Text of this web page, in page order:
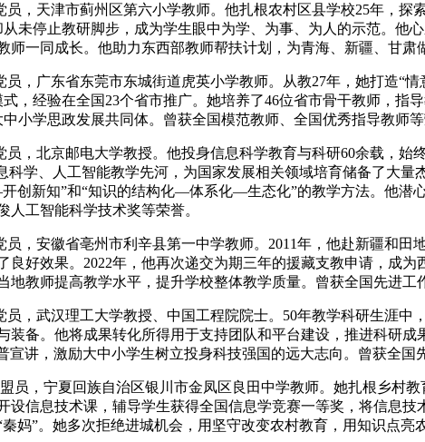
天津市蓟州区第六小学教师。他扎根农村区县学校25年，探
未停止教研脚步，成为学生眼中为学、为事、为人的示范。他
一同成长。他助力东西部教师帮扶计划，为青海、新疆、甘肃
广东省东莞市东城街道虎英小学教师。从教27年，她打造“
，经验在全国23个省市推广。她培养了46位省市骨干教师，指
小学思政发展共同体。曾获全国模范教师、全国优秀指导教师等
，北京邮电大学教授。他投身信息科学教育与科研60余载，始
学、人工智能教学先河，为国家发展相关领域培育储备了大
新知”和“知识的结构化—体系化—生态化”的教学方法。他潜心
工智能科学技术奖等荣誉。
安徽省亳州市利辛县第一中学教师。2011年，他赴新疆和田
好效果。2022年，他再次递交为期三年的援藏支教申请，成
教师提高教学水平，提升学校整体教学质量。曾获全国先进工
武汉理工大学教授、中国工程院院士。50年教学科研生涯中
备。他将成果转化所得用于支持团队和平台建设，推进科研
宣讲，激励大中小学生树立投身科技强国的远大志向。曾获全国
，宁夏回族自治区银川市金凤区良田中学教师。她扎根乡村教
设信息技术课，辅导学生获得全国信息学竞赛一等奖，将信息
妈”。她多次拒绝进城机会，用坚守改变农村教育，用知识点亮